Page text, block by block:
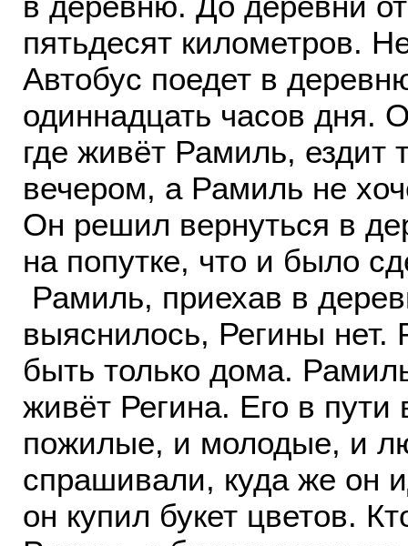
пятьдесят километров.
Автобус поедет в
одиннадцать часов дня.
где живёт Рамиль, ездит
вечером, а Рамиль не
Он решил вернуться в
на попутке, что и было
Рамиль, приехав в
выяснилось, Регины
быть только дома.
живёт Регина. Его в
пожилые, и молодые, и
спрашивали, куда же он
он купил букет цветов.